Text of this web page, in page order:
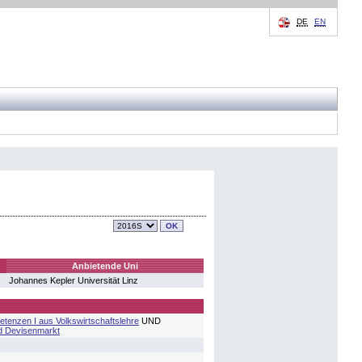
DE EN
Anbietende Uni
Johannes Kepler Universität Linz
I aus Volkswirtschaftslehre UND
Devisenmarkt